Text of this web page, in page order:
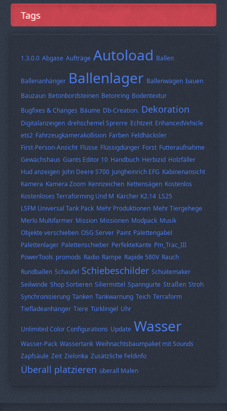
Tags
1.3.0.0 Abgase Aufträge Autoload Ballen
Ballenanhänger Ballenlager Ballenwagen bauen
Bauzaun Betonbordsteinen Betonring Bodentextur
Bugfixes & Changes Bäume Db-Creation. Dekoration
Digitalanzeigen drehschemel Sprerre Echtzeit EnhancedVehicle
ets2 Fahrzeugkamerakollision Farben Feldhäcksler
First-Person-Ansicht Flüsse Flüssigdünger Forst Futteraufnahme
Gewächshaus Giants Editor 10 Handbuch Herbizid Holzfäller
Hud anzeigen John Deere S700 Jungheinrich EFG Kabinenansicht
Kamera Kamera Zoom Kennzeichen Kettensägen Kostenlos
Kostenloses Terraforming Und M Kärcher K2.14 LS25
LSFM Universal Tank Pack Mehr Produktionen Mehr Tiergehege
Merlo Multifarmer Mission Missionen Modpack Musik
Objekte verschieben OSG Server Paint Palettengabel
Palettenlager Palettenschieber PerfekteKante Pm_Trac_III
PowerTools promods Radio Rampe Rapide 580V Rauch
Rundballen Schaufel Schiebeschilder Schuitemaker
Seilwinde Shop Sortieren Siliermittel Spanngurte Straßen Stroh
Synchronisierung Tanken Tankwarnung Teich Terraform
Tiefladeanhänger Tiere Türklingel Uhr
Unlimited Color Configurations Update Wasser
Wasser-Pack Wassertank Weihnachtsbaumpaket mit Sounds
Zapfsäule Zeit Zielonka Zusätzliche Feldinfo
Überall platzieren überall Malen